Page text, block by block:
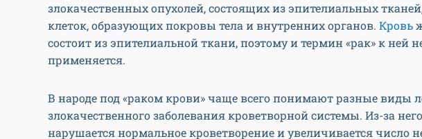
злокачественных опухолей, состоящих из эпителиальных
клеток, образующих покровы тела и внутренних органов. Кровь
состоит из эпителиальной ткани, поэтому и термин «рак» к ней
применяется.
В народе под «раком крови» чаще всего понимают разные виды
злокачественного заболевания кроветворной системы. Из-за него
нарушается нормальное кроветворение и увеличивается число